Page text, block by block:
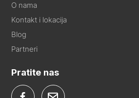
O nama
Kontakt i lokacija
Blog
Partneri
Pratite nas